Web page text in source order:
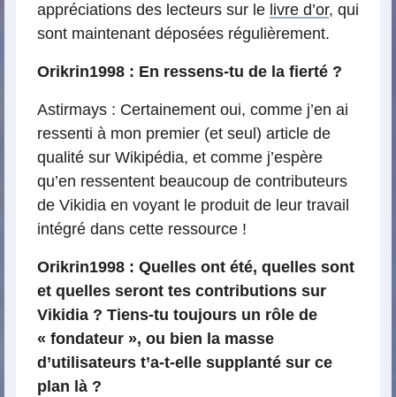
appréciations des lecteurs sur le livre d’or, qui
sont maintenant déposées régulièrement.
Orikrin1998 : En ressens-tu de la fierté ?
Astirmays : Certainement oui, comme j’en ai
ressenti à mon premier (et seul) article de
qualité sur Wikipédia, et comme j’espère
qu’en ressentent beaucoup de contributeurs
de Vikidia en voyant le produit de leur travail
intégré dans cette ressource !
Orikrin1998 : Quelles ont été, quelles sont
et quelles seront tes contributions sur
Vikidia ? Tiens-tu toujours un rôle de
« fondateur », ou bien la masse
d’utilisateurs t’a-t-elle supplanté sur ce
plan là ?